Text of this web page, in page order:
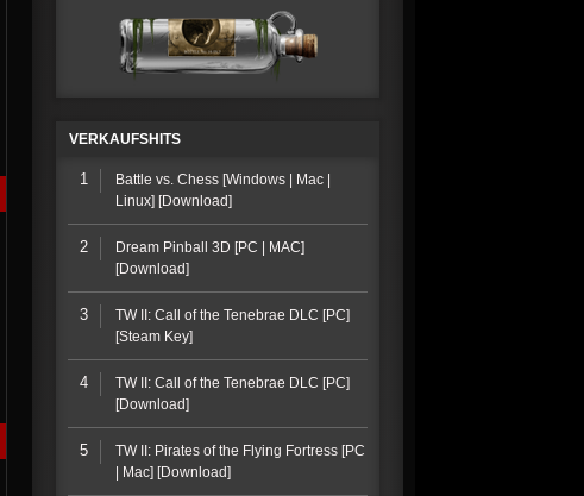
VERKAUFSHITS
1
Battle vs. Chess [Windows | Mac |
Linux] [Download]
2
Dream Pinball 3D [PC | MAC]
[Download]
3
TW II: Call of the Tenebrae DLC [PC]
[Steam Key]
4
TW II: Call of the Tenebrae DLC [PC]
[Download]
5
TW II: Pirates of the Flying Fortress [PC
| Mac] [Download]